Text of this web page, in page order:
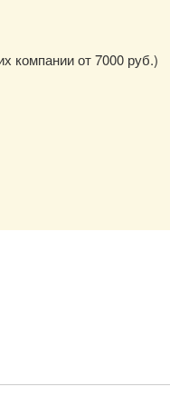
компании от 7000 руб.)